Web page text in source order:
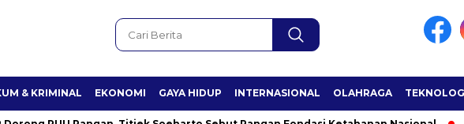
& KRIMINAL EKONOMI GAYA HIDUP INTERNASIONAL OLAHRAGA